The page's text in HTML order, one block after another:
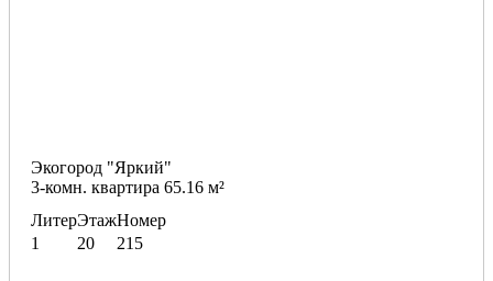
Экогород "Яркий"
3-комн. квартира 65.16 м²
Литер
1
Этаж
20
Номер
215